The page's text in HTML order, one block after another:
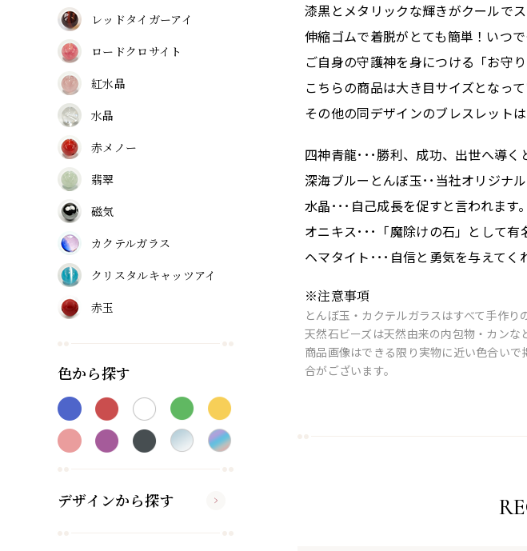
漆黒とメタリックな輝きがクールで
伸縮ゴムで着脱がとても簡単！いつ
ご自身の守護神を身につける「お守
こちらの商品は大き目サイズとなって
その他の同デザインのブレスレット
四神青龍･･･勝利、成功、出世へ導く
深海ブルーとんぼ玉･･当社オリジナ
水晶･･･自己成長を促すと言われます
オニキス･･･「魔除けの石」として有
ヘマタイト･･･自信と勇気を与えてく
※注意事項
とんぼ玉・カクテルガラスはすべて手作り
天然石ビーズは天然由来の内包物・カンな
商品画像はできる限り実物に近い色合い
合がございます。
レッドタイガーアイ
ロードクロサイト
紅水晶
水晶
赤メノー
翡翠
磁気
カクテルガラス
クリスタルキャッツアイ
赤玉
色から探す
デザインから探す